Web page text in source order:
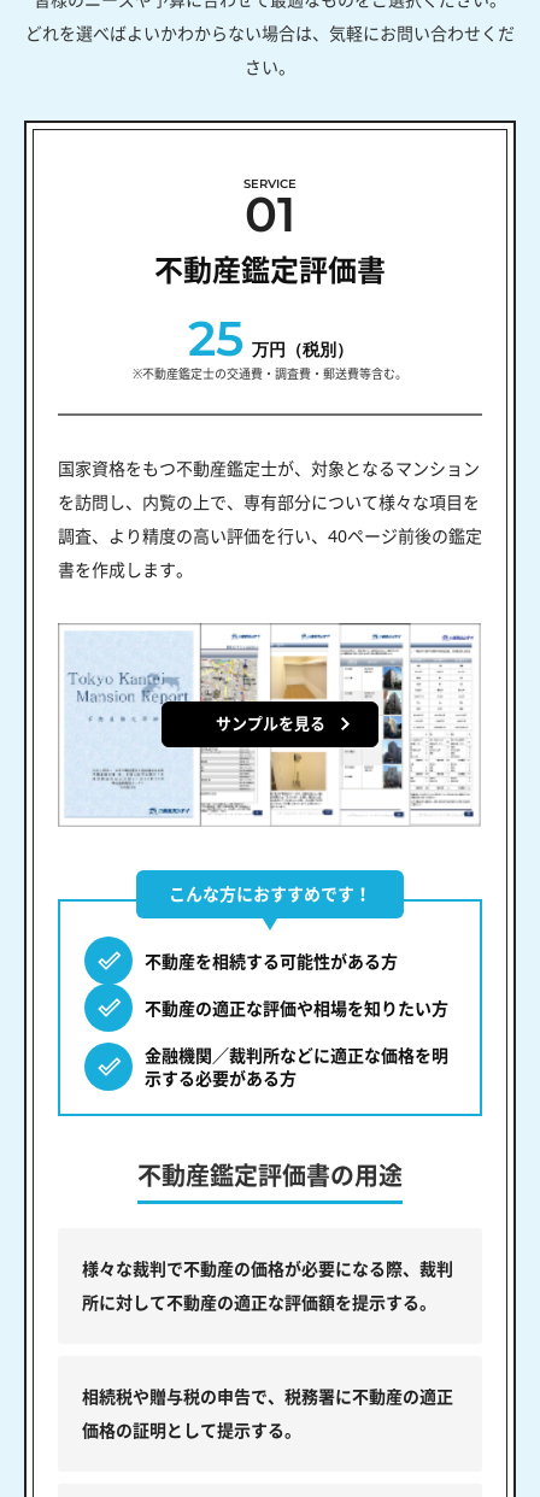
どれを選べばよいかわからない場合は、気軽にお問い合わせくだ
さい。
SERVICE
01
不動産鑑定評価書
25 万円（税別）
※不動産鑑定士の交通費・調査費・郵送費等含む。
国家資格をもつ不動産鑑定士が、対象となるマンション
を訪問し、内覧の上で、専有部分について様々な項目を
調査、より精度の高い評価を行い、40ページ前後の鑑定
書を作成します。
サンプルを見る
こんな方におすすめです！
不動産を相続する可能性がある方
不動産の適正な評価や相場を知りたい方
金融機関／裁判所などに適正な価格を明
示する必要がある方
不動産鑑定評価書の用途
様々な裁判で不動産の価格が必要になる際、裁判
所に対して不動産の適正な評価額を提示する。
相続税や贈与税の申告で、税務署に不動産の適正
価格の証明として提示する。